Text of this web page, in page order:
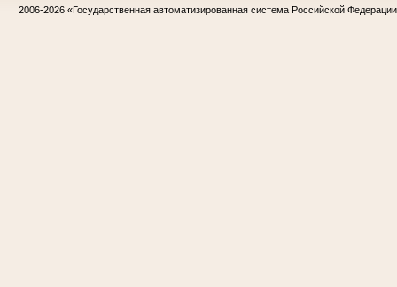
2006-2026 «Государственная автоматизированная система Российской